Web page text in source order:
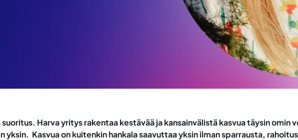
Harva yritys rakentaa kestävää ja kansainvälistä kasvua täysin omin
yksin. Kasvua on kuitenkin hankala saavuttaa yksin ilman sparrausta,